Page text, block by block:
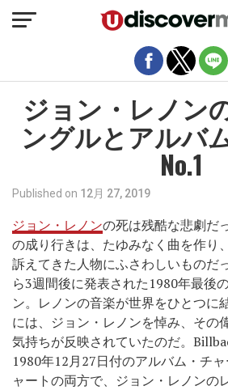
ジョン・レノン
ングルとアルバ
No.1
Published on 12月 27, 2019
ジョン・レノンの死は残酷な悲劇だ
の成り行きは、たゆみなく曲を作り
訴えてきた人物にふさわしいものだ
ら3週間後に発表された1980年最後
ン。レノンの音楽が世界をひとつに
には、ジョン・レノンを悼み、その
気持ちが反映されていたのだ。
1980年12月27日付のアルバム・チ
ャートの両方で、ジョン・レノンの
モバイルバージョン